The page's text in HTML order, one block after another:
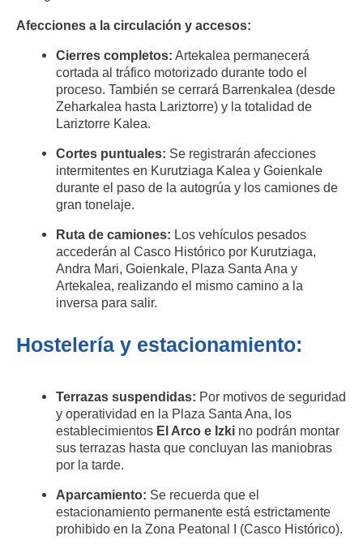
Afecciones a la circulación y accesos:
Cierres completos: Artekalea permanecerá
cortada al tráfico motorizado durante todo el
proceso. También se cerrará Barrenkalea (desde
Zeharkalea hasta Lariztorre) y la totalidad de
Lariztorre Kalea.
Cortes puntuales: Se registrarán afecciones
intermitentes en Kurutziaga Kalea y Goienkale
durante el paso de la autogrúa y los camiones de
gran tonelaje.
Ruta de camiones: Los vehículos pesados
accederán al Casco Histórico por Kurutziaga,
Andra Mari, Goienkale, Plaza Santa Ana y
Artekalea, realizando el mismo camino a la
inversa para salir.
Hostelería y estacionamiento:
Terrazas suspendidas: Por motivos de seguridad
y operatividad en la Plaza Santa Ana, los
establecimientos El Arco e Izki no podrán montar
sus terrazas hasta que concluyan las maniobras
por la tarde.
Aparcamiento: Se recuerda que el
estacionamiento permanente está estrictamente
prohibido en la Zona Peatonal I (Casco Histórico).